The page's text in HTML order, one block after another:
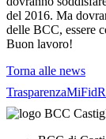
del 2016. Ma
delle BCC, essere
Buon lavoro!
Torna alle news
TrasparenzaMiFid